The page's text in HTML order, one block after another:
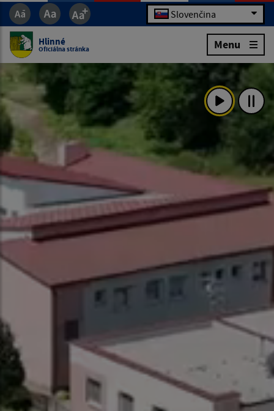
Slovenčina
Hlinné
Oficiálna stránka Menu